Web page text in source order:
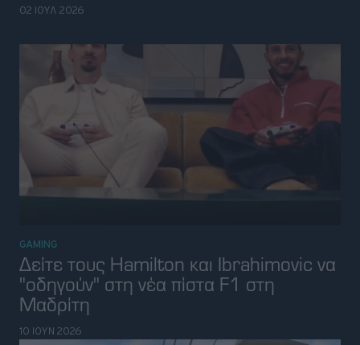
02 ΙΟΥΛ 2026
GAMING
Δείτε τους Hamilton και Ibrahimovic να
"οδηγούν" στη νέα πίστα F1 στη
Μαδρίτη
10 ΙΟΥΝ 2026
Gaming